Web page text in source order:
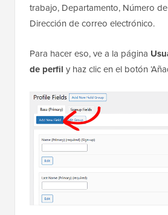
trabajo, Departamento, Número
Dirección de correo electrónico.
Para hacer eso, ve a la página
de perfil y haz clic en el botón